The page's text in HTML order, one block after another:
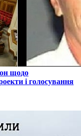
щодо
і голосування